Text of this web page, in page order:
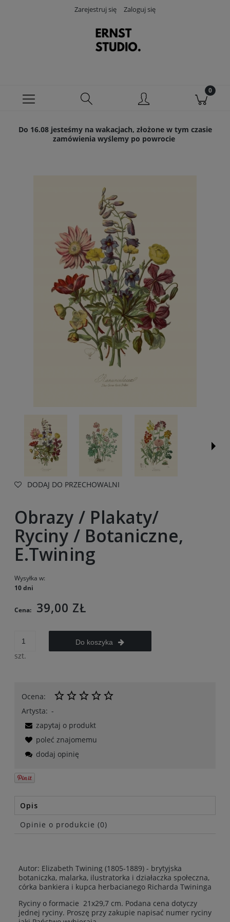
Zarejestruj się Zaloguj się
Do 16.08 jesteśmy na wakacjach, złożone w tym czasie
zamówienia wyślemy po powrocie
DODAJ DO PRZECHOWALNI
Obrazy / Plakaty/
Ryciny / Botaniczne,
E.Twining
Wysyłka w:
10 dni
Cena: 39,00 ZŁ
szt.
Do koszyka
Ocena:
Artysta: -
zapytaj o produkt
poleć znajomemu
dodaj opinię
Opis
Opinie o produkcie (0)
Autor: Elizabeth Twining (1805-1889) - brytyjska
botaniczka, malarka, ilustratorka i działaczka społeczna,
córka bankiera i kupca herbacianego Richarda Twininga
Ryciny o formacie 21x29,7 cm. Podana cena dotyczy
jednej ryciny. Proszę przy zakupie napisać numer ryciny